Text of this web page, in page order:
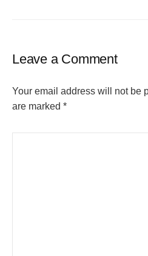
Leave a Comment
Your email address will not be
are marked *